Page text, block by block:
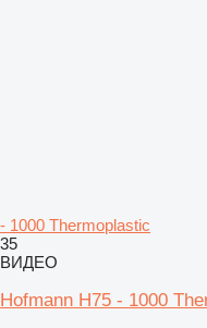
- 1000 Thermoplastic
35
ВИДЕО
Hofmann H75 - 1000